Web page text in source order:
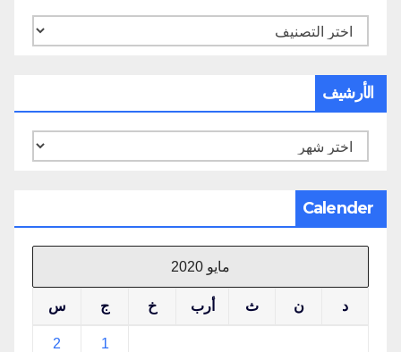
تصنيفات
الأرشيف
الأرشيف
Calender
مايو 2020
د ن ث أرب خ ج س
1
2